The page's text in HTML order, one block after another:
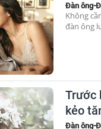
Đàn ông-
Không
đàn ông
Trước
kẻo
Đàn ông-